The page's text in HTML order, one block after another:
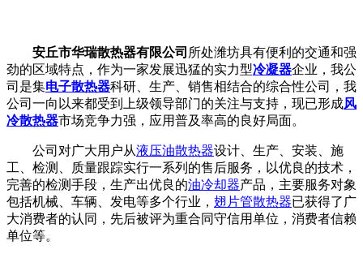
安丘市华瑞散热器有限公司 所处潍坊具有便利的交通和强
劲的区域特点，作为一家发展迅猛的实力型冷凝器企业，我公
司是集电子散热器科研、生产、销售相结合的综合性公司，我
公司一向以来都受到上级领导部门的关注与支持，现已形成风
冷散热器市场竞争力强，应用普及率高的良好局面。
公司对广大用户从液压油散热器设计、生产、安装、施
工、检测、质量跟踪实行一系列的售后服务，以优良的技术，
完善的检测手段，生产出优良的油冷却器产品，主要服务对象
包括机械、车辆、发电等多个行业， 翅片管散热器已获得了广
大消费者的认同，先后被评为重合同守信用单位，消费者信赖
单位等。